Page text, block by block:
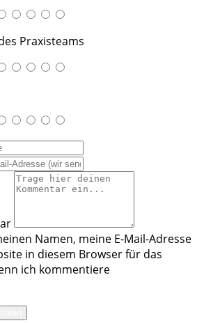
Praxisteams
Namen, meine E-Mail-Adresse
in diesem Browser für das
ich kommentiere